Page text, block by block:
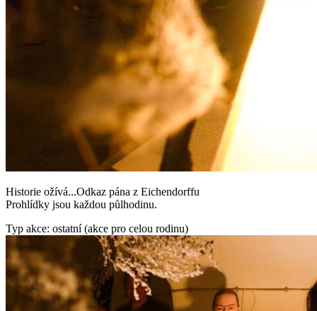
Historie ožívá...Odkaz pána z Eichendorffu
Prohlídky jsou každou půlhodinu.
Typ akce: ostatní (akce pro celou rodinu)